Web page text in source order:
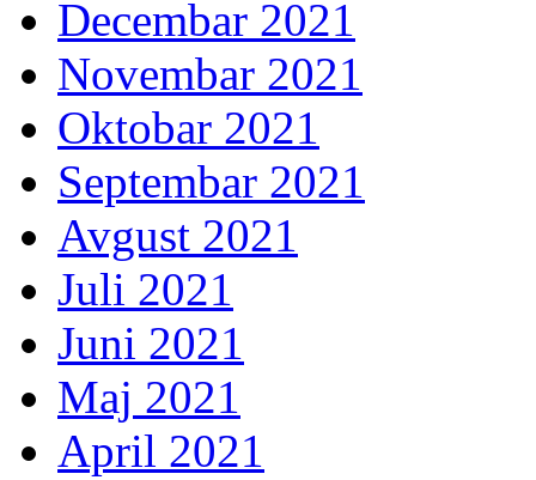
Decembar 2021
Novembar 2021
Oktobar 2021
Septembar 2021
Avgust 2021
Juli 2021
Juni 2021
Maj 2021
April 2021